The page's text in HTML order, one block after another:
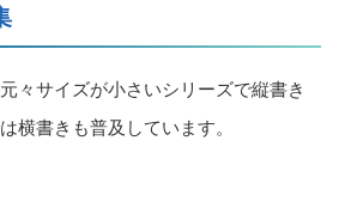
々サイズが小さいシリーズで縦書き
横書きも普及しています。